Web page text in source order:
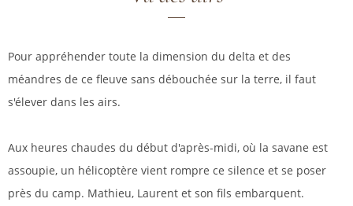
Pour appréhender toute la dimension du delta et des
méandres de ce fleuve sans débouchée sur la terre, il faut
s'élever dans les airs.
Aux heures chaudes du début d'après-midi, où la savane est
assoupie, un hélicoptère vient rompre ce silence et se poser
près du camp. Mathieu, Laurent et son fils embarquent.